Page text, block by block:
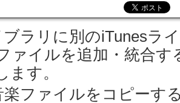
ブラリに別のiTunesラ
ァイルを追加・統合す
ます。
楽ファイルをコピーす